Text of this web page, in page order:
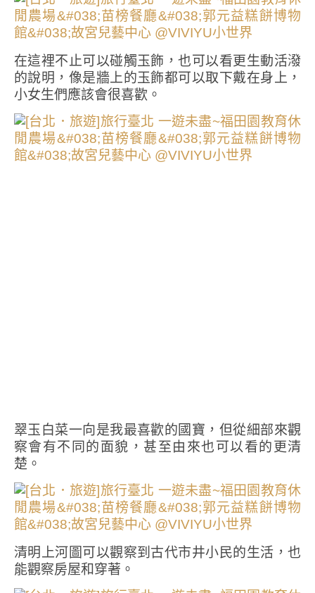
在這裡不止可以碰觸玉飾，也可以看更生動活潑
的說明，像是牆上的玉飾都可以取下戴在身上，
小女生們應該會很喜歡。
翠玉白菜一向是我最喜歡的國寶，但從細部來觀
察會有不同的面貌，甚至由來也可以看的更清
楚。
清明上河圖可以觀察到古代市井小民的生活，也
能觀察房屋和穿著。